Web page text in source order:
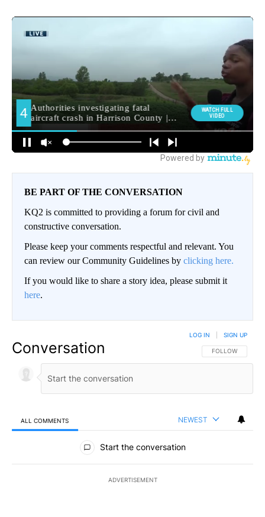
BE PART OF THE CONVERSATION
KQ2 is committed to providing a forum for civil and
constructive conversation.
Please keep your comments respectful and relevant. You
can review our Community Guidelines by clicking here.
If you would like to share a story idea, please submit it
here.
Conversation FOLLOW THIS
FOLLOW
LOG IN SIGN UP
ALL COMMENTS NEWEST
All Comments
Start the conversation
ADVERTISEMENT